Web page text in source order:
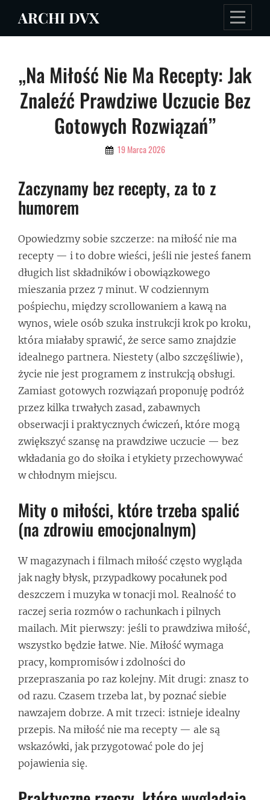
ARCHI DVX
„Na Miłość Nie Ma Recepty: Jak
Znaleźć Prawdziwe Uczucie Bez
Gotowych Rozwiązań”
By 19 Marca 2026
Zaczynamy bez recepty, za to z
humorem
Opowiedzmy sobie szczerze: na miłość nie ma
recepty — i to dobre wieści, jeśli nie jesteś fanem
długich list składników i obowiązkowego
mieszania przez 7 minut. W codziennym
pośpiechu, między scrollowaniem a kawą na
wynos, wiele osób szuka instrukcji krok po kroku,
która miałaby sprawić, że serce samo znajdzie
idealnego partnera. Niestety (albo szczęśliwie),
życie nie jest programem z instrukcją obsługi.
Zamiast gotowych rozwiązań proponuję podróż
przez kilka trwałych zasad, zabawnych
obserwacji i praktycznych ćwiczeń, które mogą
zwiększyć szansę na prawdziwe uczucie — bez
wkładania go do słoika i etykiety przechowywać
w chłodnym miejscu.
Mity o miłości, które trzeba spalić
(na zdrowiu emocjonalnym)
W magazynach i filmach miłość często wygląda
jak nagły błysk, przypadkowy pocałunek pod
deszczem i muzyka w tonacji mol. Realność to
raczej seria rozmów o rachunkach i pilnych
mailach. Mit pierwszy: jeśli to prawdziwa miłość,
wszystko będzie łatwe. Nie. Miłość wymaga
pracy, kompromisów i zdolności do
przepraszania po raz kolejny. Mit drugi: znasz to
od razu. Czasem trzeba lat, by poznać siebie
nawzajem dobrze. A mit trzeci: istnieje idealny
przepis. Na miłość nie ma recepty — ale są
wskazówki, jak przygotować pole do jej
pojawienia się.
Nawigacja
wpisu